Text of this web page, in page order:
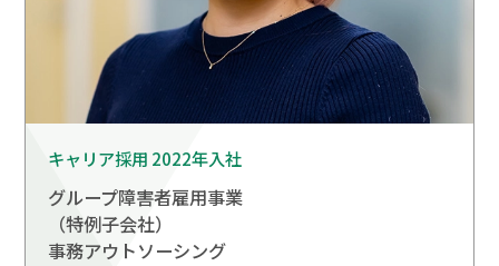
キャリア採用 2022年入社
グループ障害者雇用事業
（特例子会社）
事務アウトソーシング